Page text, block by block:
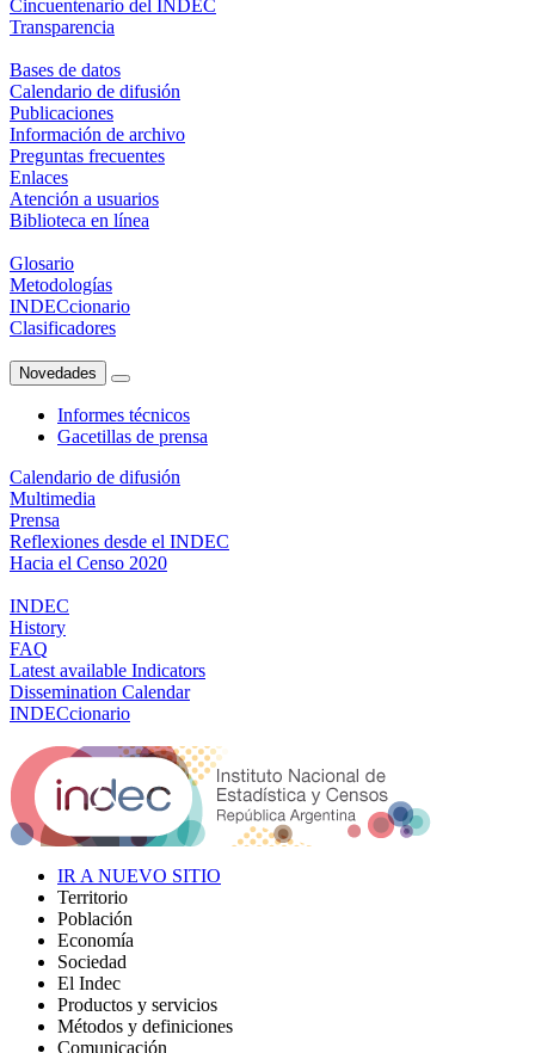
Cincuentenario del INDEC
Transparencia
Bases de datos
Calendario de difusión
Publicaciones
Información de archivo
Preguntas frecuentes
Enlaces
Atención a usuarios
Biblioteca en línea
Glosario
Metodologías
INDECcionario
Clasificadores
Novedades
Informes técnicos
Gacetillas de prensa
Calendario de difusión
Multimedia
Prensa
Reflexiones desde el INDEC
Hacia el Censo 2020
INDEC
History
FAQ
Latest available Indicators
Dissemination Calendar
INDECcionario
IR A NUEVO SITIO
Territorio
Población
Economía
Sociedad
El Indec
Productos y servicios
Métodos y definiciones
Comunicación